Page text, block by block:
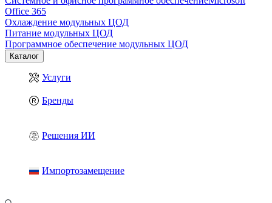
Office 365
Охлаждение модульных ЦОД
Питание модульных ЦОД
Программное обеспечение модульных ЦОД
Каталог
Услуги
Бренды
Решения ИИ
Импортозамещение